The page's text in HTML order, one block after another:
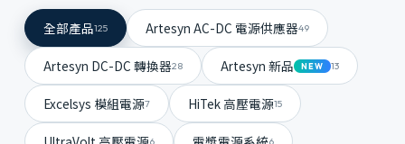
全部產品125 Artesyn AC-DC 電源供應器49
Artesyn DC-DC 轉換器28 Artesyn 新品 NEW 13
Excelsys 模組電源7 HiTek 高壓電源15
6 6